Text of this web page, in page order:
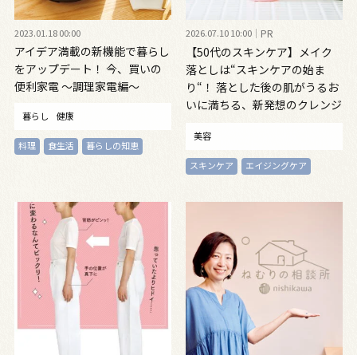
2023.01.18 00:00
アイデア満載の新機能で暮らし
をアップデート！ 今、買いの
便利家電 〜調理家電編〜
暮らし 健康
料理 食生活 暮らしの知恵
2026.07.10 10:00 PR
【50代のスキンケア】メイク
落としは“スキンケアの始ま
り“！ 落とした後の肌がうるお
いに満ちる、新発想のクレンジ
美容
スキンケア エイジングケア